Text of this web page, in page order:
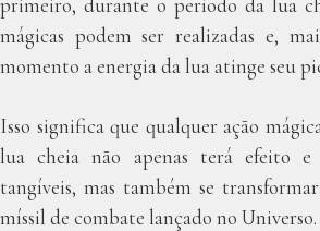
primeiro, durante o período da lua
mágicas podem ser realizadas e,
momento a energia da lua atinge seu
Isso significa que qualquer ação
lua cheia não apenas terá efeito e
tangíveis, mas também se
míssil de combate lançado no Universo.